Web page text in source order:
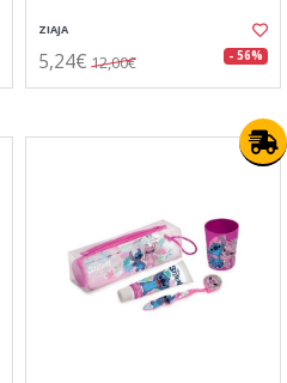
ZIAJA
5,24€ 12,00€ - 56%